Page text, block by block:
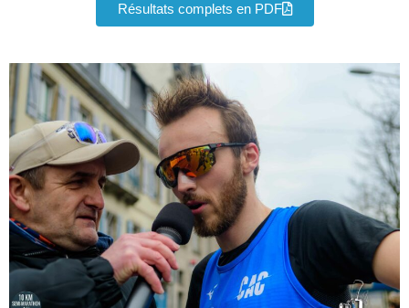
Résultats complets en PDF